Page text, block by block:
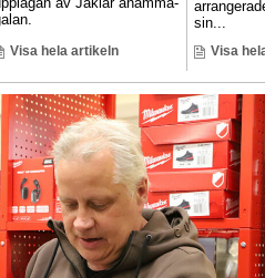
Visa hela artikeln
sin...
Visa